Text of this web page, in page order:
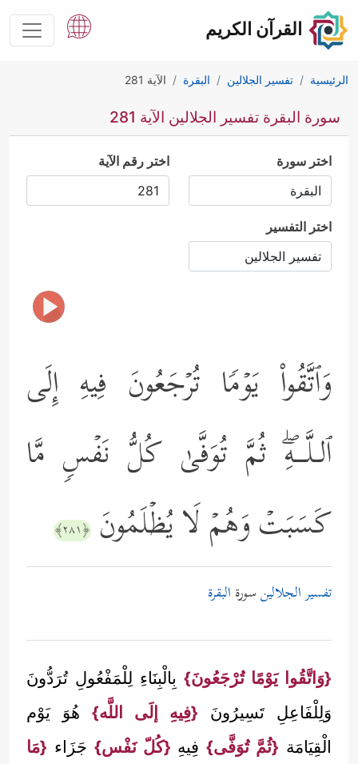
القرآن الكريم
الرئيسية تفسير الجلالين البقرة الآية 281
سورة البقرة تفسير الجلالين الآية 281
اختر سورة اختر رقم الآية
اختر التفسير
وَٱتَّقُواْ یَوۡمࣰا تُرۡجَعُونَ فِیهِ إِلَى
ٱلـلَّــهِۖ ثُمَّ تُوَفَّىٰ كُلُّ نَفۡسࣲ مَّا
كَسَبَتۡ وَهُمۡ لَا یُظۡلَمُونَ ﴿٢٨١﴾
تفسير الجلالينسورة البقرة
{وَاتَّقُوا يَوْمًا تُرْجَعُونَ} بِالْبِنَاءِ لِلْمَفْعُولِ تُرَدُّونَ
وَلِلْفَاعِلِ تَسِيرُونَ {فِيهِ إلَى اللَّه} هُوَ يَوْم
الْقِيَامَة {ثُمَّ تُوَفَّى}فِيهِ {كُلّ نَفْس} جَزَاء {مَا